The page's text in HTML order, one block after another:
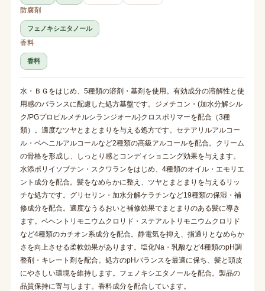
防腐剤
フェノキシエタノール
香料
香料
水・ＢＧをはじめ、5種類の溶剤・基剤を使用。有効成分の溶解性と使
用感のバランスに配慮した処方基盤です。ジメチコン・(加水分解シル
ク/PGプロピルメチルシランジオール)クロスポリマーを配合（3種
類）。適度なツヤとまとまりを与える処方です。セテアリルアルコー
ル・ベヘニルアルコールなど2種類の高級アルコールを配合。クリーム
の骨格を形成し、しっとり感とコンディショニング効果を与えます。
水添ポリイソブテン・スクワランをはじめ、4種類のオイル・エモリエ
ント成分を配合。髪をなめらかに整え、ツヤとまとまりを与えるリッ
チな処方です。グリセリン・加水分解ケラチンなど19種類の保湿・補
修成分を配合。適度なうるおいと補修効果でまとまりのある髪に導き
ます。ベヘントリモニウムクロリド・ステアルトリモニウムクロリド
など4種類のカチオン系成分を配合。静電気を抑え、指通りとなめらか
さを向上させる柔軟効果があります。塩化Na・乳酸など4種類のpH調
整剤・キレート剤を配合。処方のpHバランスを最適に保ち、髪と頭皮
にやさしい環境を維持します。フェノキシエタノールを配合。製品の
品質保持に寄与します。香料成分を配合しています。